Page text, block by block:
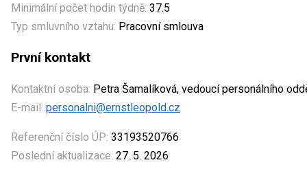
Minimální počet hodin týdně: 37.5
Typ smluvního vztahu: Pracovní smlouva
První kontakt
Kontaktní osoba: Petra Šamalíková, vedoucí personálního
E-mail: personalni@ernstleopold.cz
Referenční číslo ÚP: 33193520766
Poslední aktualizace: 27. 5. 2026